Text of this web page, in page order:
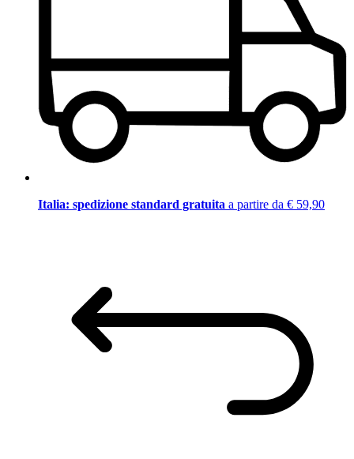
Italia: spedizione standard gratuita a partire da € 59,90